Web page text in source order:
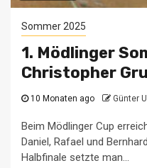
Sommer 2025
1. Mödlinger
Christopher
10 Monaten ago Günter
Beim Mödlinger Cup
Daniel, Rafael und
Halbfinale setzte man...